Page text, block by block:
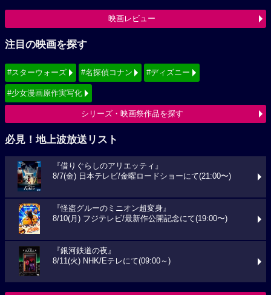
映画レビュー
注目の映画を探す
#スターウォーズ #名探偵コナン #ディズニー
#少女漫画原作実写化
シリーズ・映画祭作品を探す
必見！地上波放送リスト
『借りぐらしのアリエッティ』
8/7(金) 日本テレビ/金曜ロードショーにて(21:00〜)
『怪盗グルーのミニオン超変身』
8/10(月) フジテレビ/最新作公開記念にて(19:00〜)
『銀河鉄道の夜』
8/11(火) NHK/Eテレにて(09:00～)